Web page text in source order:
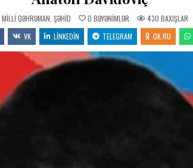
POSTED
IN
MILLI QƏHRƏMAN ,ŞƏHID 0 BƏYƏNIMLƏR 430 BAXIŞLAR
VK LINKEDIN TELEGRAM OK.RU